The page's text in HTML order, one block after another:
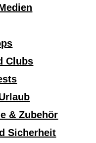
Clubs
& Zubehör
Sicherheit